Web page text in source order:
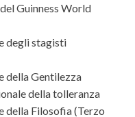
Guinness World
degli stagisti
della Gentilezza
della tolleranza
della Filosofia (Terzo